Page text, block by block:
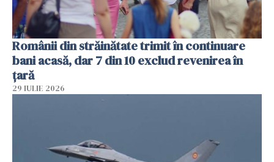
Românii din străinătate trimit în continuare
bani acasă, dar 7 din 10 exclud revenirea în
țară
29 IULIE 2026